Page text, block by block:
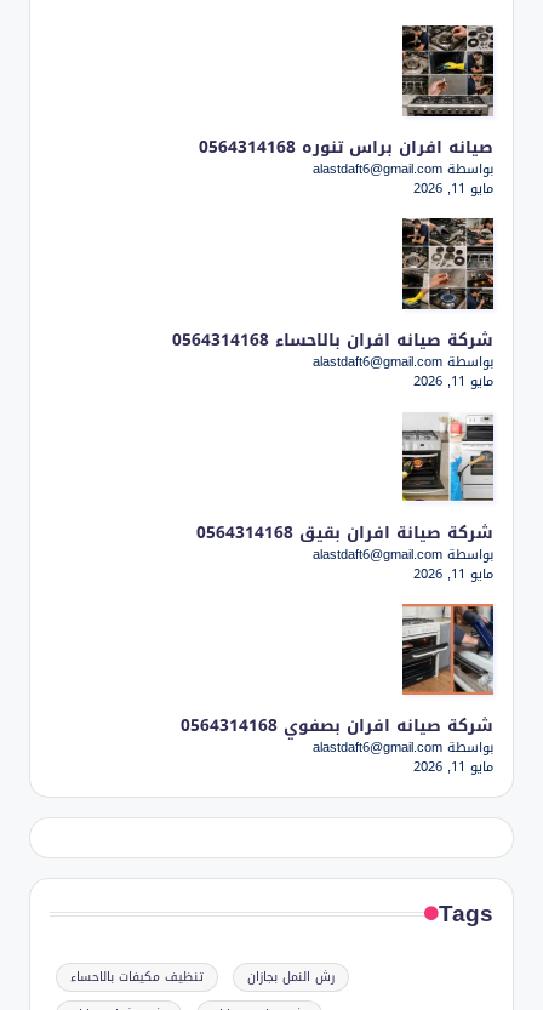
صيانه افران براس تنوره 0564314168
بواسطة alastdaft6@gmail.com
مايو 11, 2026
شركة صيانه افران بالاحساء 0564314168
بواسطة alastdaft6@gmail.com
مايو 11, 2026
شركة صيانة افران بقيق 0564314168
بواسطة alastdaft6@gmail.com
مايو 11, 2026
شركة صيانه افران بصفوي 0564314168
بواسطة alastdaft6@gmail.com
مايو 11, 2026
Tags
تنظيف مكيفات بالاحساء
رش النمل بجازان